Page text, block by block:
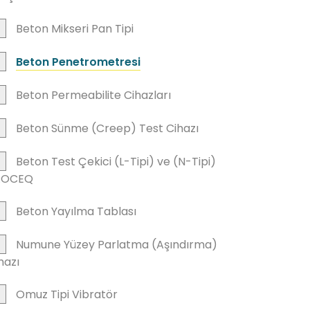
Beton Mikseri Pan Tipi
Beton Penetrometresi
Beton Permeabilite Cihazları
Beton Sünme (Creep) Test Cihazı
Beton Test Çekici (L-Tipi) ve (N-Tipi)
Beton Yayılma Tablası
Numune Yüzey Parlatma (Aşındırma)
Omuz Tipi Vibratör